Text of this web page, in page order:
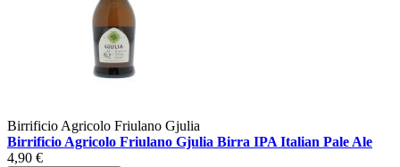
Birrificio Agricolo Friulano Gjulia
Birrificio Agricolo Friulano Gjulia Birra IPA Italian Pale Ale
4,90 €